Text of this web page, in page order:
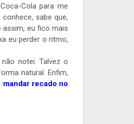
Cola para me
sabe que,
assim, eu fico mais
eu perder o ritmo,
notei. Talvez o
natural. Enfim,
mandar recado no